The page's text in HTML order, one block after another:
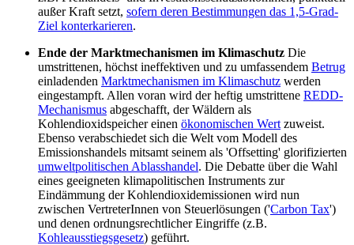
außer Kraft setzt, sofern deren Bestimmungen das 1,5-Grad-
Ziel konterkarieren.
Ende der Marktmechanismen im Klimaschutz Die
umstrittenen, höchst ineffektiven und zu umfassendem Betrug
einladenden Marktmechanismen im Klimaschutz werden
eingestampft. Allen voran wird der heftig umstrittene REDD-
Mechanismus abgeschafft, der Wäldern als
Kohlendioxidspeicher einen ökonomischen Wert zuweist.
Ebenso verabschiedet sich die Welt vom Modell des
Emissionshandels mitsamt seinem als 'Offsetting' glorifizierten
umweltpolitischen Ablasshandel. Die Debatte über die Wahl
eines geeigneten klimapolitischen Instruments zur
Eindämmung der Kohlendioxidemissionen wird nun
zwischen VertreterInnen von Steuerlösungen ('Carbon Tax')
und denen ordnungsrechtlicher Eingriffe (z.B.
Kohleausstiegsgesetz) geführt.